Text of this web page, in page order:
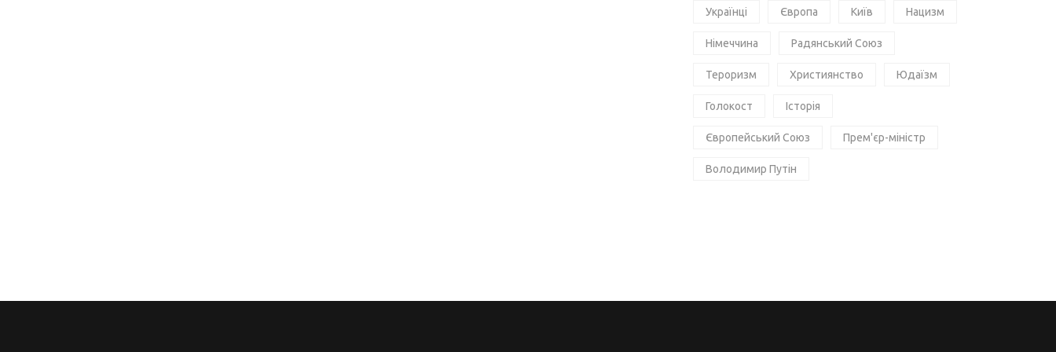
Українці Європа Київ Нацизм
Німеччина Радянський Союз
Тероризм Християнство Юдаїзм
Голокост Історія
Європейський Союз Прем'єр-міністр
Володимир Путін